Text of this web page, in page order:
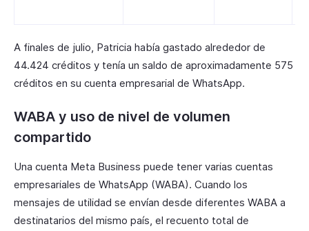
A finales de julio, Patricia había gastado alrededor de
44.424 créditos y tenía un saldo de aproximadamente 575
créditos en su cuenta empresarial de WhatsApp.
WABA y uso de nivel de volumen
compartido
Una cuenta Meta Business puede tener varias cuentas
empresariales de WhatsApp (WABA). Cuando los
mensajes de utilidad se envían desde diferentes WABA a
destinatarios del mismo país, el recuento total de